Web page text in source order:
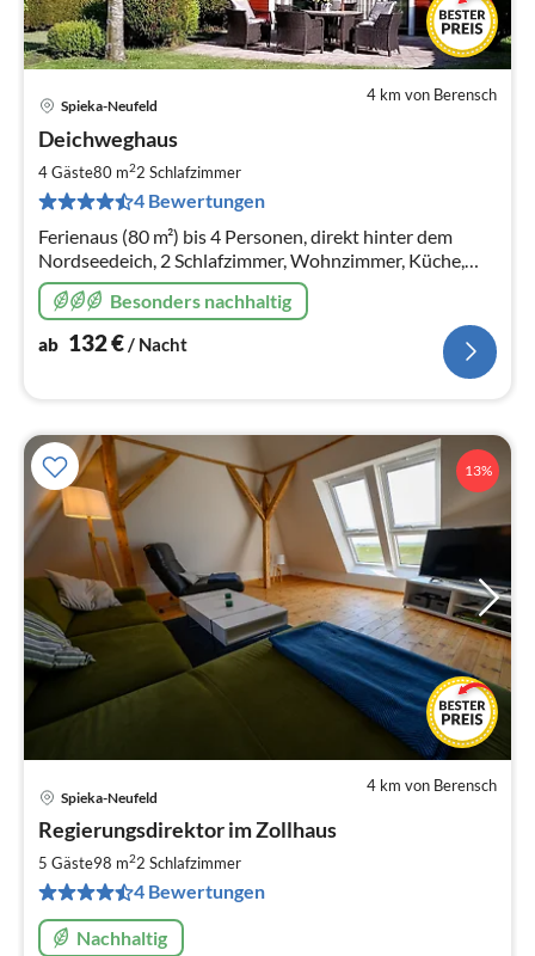
4 km von Berensch
Spieka-Neufeld
Deichweghaus
4 Gäste80 m22 Schlafzimmer
4 Bewertungen
Ferienaus (80 m²) bis 4 Personen, direkt hinter dem
Nordseedeich, 2 Schlafzimmer, Wohnzimmer, Küche,
Bad mit WC, Wanne und Dusche, außerdem Balkon,
Terrasse, Parkplatrz und SAT-TV
Besonders nachhaltig
ab 132€/ Nacht
13%
4 km von Berensch
Spieka-Neufeld
Regierungsdirektor im Zollhaus
5 Gäste98 m22 Schlafzimmer
4 Bewertungen
Nachhaltig